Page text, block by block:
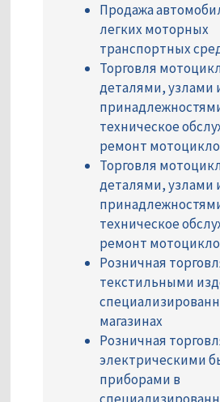
Продажа
легких моторных
транспортных
Торговля
деталями, узлами
техническое
ремонт
Торговля
деталями, узлами
техническое
ремонт
Розничная
текстильными
магазинах
Розничная
электрическими
приборами в